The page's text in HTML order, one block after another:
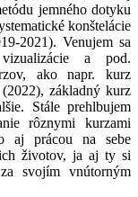
jemného dotyku
konštelácie
2021). Venujem sa
a pod.
ako napr. kurz
základný kurz
Stále prehlbujem
rôznymi kurzami
aj prácou na sebe
životov, ja aj ty si
svojím vnútorným